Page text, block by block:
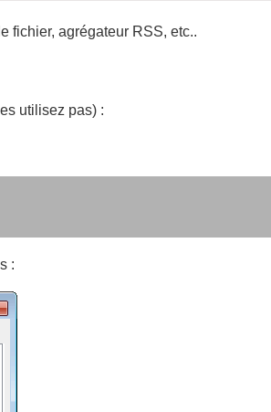
fichier, agrégateur RSS, etc..
utilisez pas) :
: